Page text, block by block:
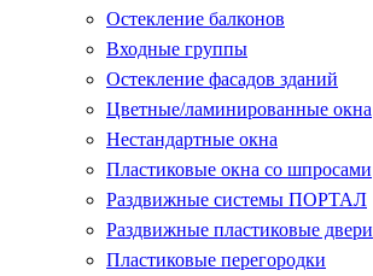
Остекление балконов
Входные группы
Остекление фасадов зданий
Цветные/ламинированные окна
Нестандартные окна
Пластиковые окна со шпросами
Раздвижные системы ПОРТАЛ
Раздвижные пластиковые двери
Пластиковые перегородки